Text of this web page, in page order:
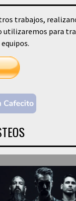
trabajos,
utilizaremos para